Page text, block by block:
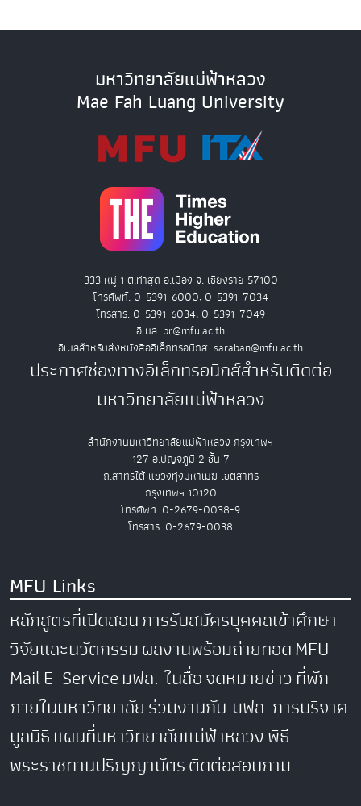
มหาวิทยาลัยแม่ฟ้าหลวง
Mae Fah Luang University
333 หมู่ 1 ต.ท่าสุด อ.เมือง จ. เชียงราย 57100
โทรศัพท์. 0-5391-6000, 0-5391-7034
โทรสาร. 0-5391-6034, 0-5391-7049
อีเมล: pr@mfu.ac.th
อีเมลสำหรับส่งหนังสืออิเล็กทรอนิกส์: saraban@mfu.ac.th
ประกาศช่องทางอิเล็กทรอนิกส์สำหรับติดต่อ
มหาวิทยาลัยแม่ฟ้าหลวง
สำนักงานมหาวิทยาลัยแม่ฟ้าหลวง กรุงเทพฯ
127 อ.ปัญจภูมิ 2 ชั้น 7
ถ.สาทรใต้ แขวงทุ่งมหาเมฆ เขตสาทร
กรุงเทพฯ 10120
โทรศัพท์. 0-2679-0038-9
โทรสาร. 0-2679-0038
MFU Links
หลักสูตรที่เปิดสอนการรับสมัครบุคคลเข้าศึกษา
วิจัยและนวัตกรรมผลงานพร้อมถ่ายทอดMFU
MailE-Serviceมฟล. ในสื่อจดหมายข่าวที่พัก
ภายในมหาวิทยาลัยร่วมงานกับ มฟล.การบริจาค
มูลนิธิแผนที่มหาวิทยาลัยแม่ฟ้าหลวงพิธี
พระราชทานปริญญาบัตรติดต่อสอบถาม